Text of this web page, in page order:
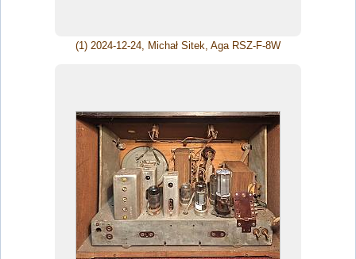
(1) 2024-12-24, Michał Sitek, Aga RSZ-F-8W